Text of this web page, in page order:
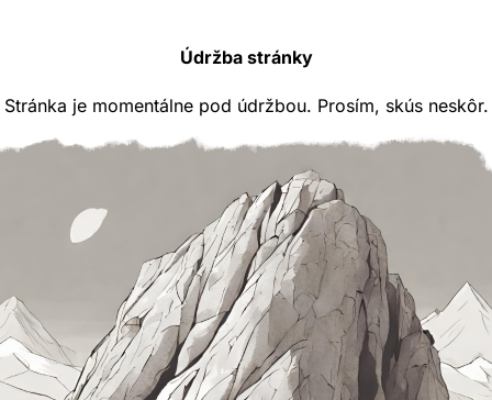
Údržba stránky
Stránka je momentálne pod údržbou. Prosím, skús neskôr.